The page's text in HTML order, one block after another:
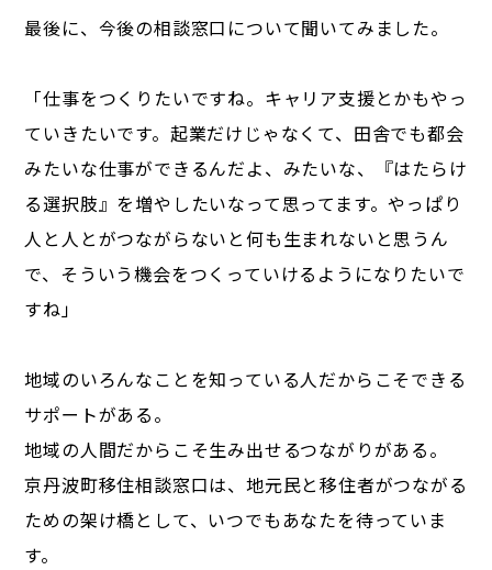
最後に、今後の相談窓口について聞いてみました。
「仕事をつくりたいですね。キャリア支援とかもやっ
ていきたいです。起業だけじゃなくて、田舎でも都会
みたいな仕事ができるんだよ、みたいな、『はたらけ
る選択肢』を増やしたいなって思ってます。やっぱり
人と人とがつながらないと何も生まれないと思うん
で、そういう機会をつくっていけるようになりたいで
すね」
地域のいろんなことを知っている人だからこそできる
サポートがある。
地域の人間だからこそ生み出せるつながりがある。
京丹波町移住相談窓口は、地元民と移住者がつながる
ための架け橋として、いつでもあなたを待っていま
す。